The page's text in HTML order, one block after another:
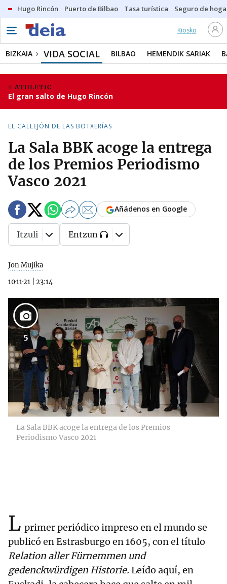
Hugo Rincón Puerto de Bilbao Tasa turística Seguro de
Kiosko
BIZKAIA VIDA SOCIAL BILBAO HEMENDIK SARIAK
ATHLETIC
El gran salto de Hugo Rincón
EL CALLEJÓN DE LAS BOTXERÍAS
La Sala BBK acoge la entrega
de los Premios Periodismo
Vasco 2021
Jon Mujika
10·11·21
23:14
Añádenos en Google
Itzuli Entzun
5
La Sala BBK acoge la entrega de los Premios
Periodismo Vasco 2021
L primer periódico impreso en el mundo se
publicó en Estrasburgo en 1605, con el título
Relation aller Fürnemmen und
gedenckwürdigen Historie. Leído aquí, en